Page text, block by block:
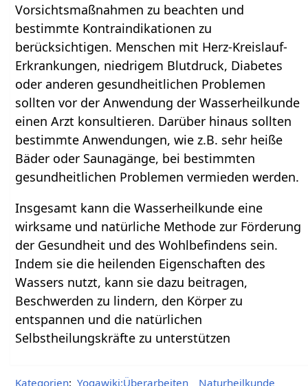
Vorsichtsmaßnahmen zu beachten und
bestimmte Kontraindikationen zu
berücksichtigen. Menschen mit Herz-Kreislauf-
Erkrankungen, niedrigem Blutdruck, Diabetes
oder anderen gesundheitlichen Problemen
sollten vor der Anwendung der Wasserheilkunde
einen Arzt konsultieren. Darüber hinaus sollten
bestimmte Anwendungen, wie z.B. sehr heiße
Bäder oder Saunagänge, bei bestimmten
gesundheitlichen Problemen vermieden werden.
Insgesamt kann die Wasserheilkunde eine
wirksame und natürliche Methode zur Förderung
der Gesundheit und des Wohlbefindens sein.
Indem sie die heilenden Eigenschaften des
Wassers nutzt, kann sie dazu beitragen,
Beschwerden zu lindern, den Körper zu
entspannen und die natürlichen
Selbstheilungskräfte zu unterstützen
Kategorien: Yogawiki:Überarbeiten Naturheilkunde